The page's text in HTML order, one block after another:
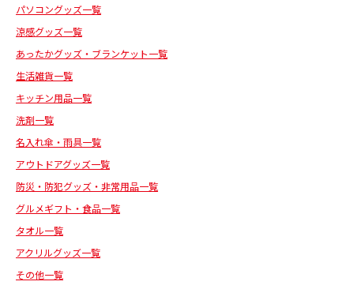
パソコングッズ一覧
涼感グッズ一覧
あったかグッズ・ブランケット一覧
生活雑貨一覧
キッチン用品一覧
洗剤一覧
名入れ傘・雨具一覧
アウトドアグッズ一覧
防災・防犯グッズ・非常用品一覧
グルメギフト・食品一覧
タオル一覧
アクリルグッズ一覧
その他一覧